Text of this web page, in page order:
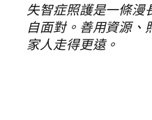
失智症照護是一條漫
自面對。善用資源
家人走得更遠。